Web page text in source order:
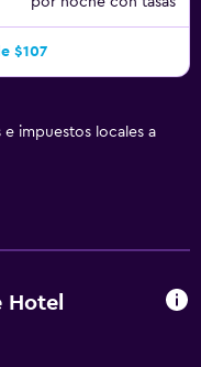
$107
e impuestos locales a
Hotel